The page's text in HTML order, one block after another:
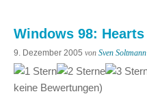
Windows 98: Hearts
9. Dezember 2005 von Sven Soltmann
keine Bewertungen)